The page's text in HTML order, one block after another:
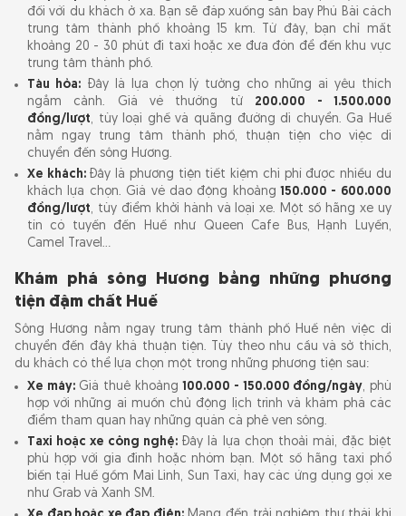
đối với du khách ở xa. Bạn sẽ đáp xuống sân bay Phú Bài cách
trung tâm thành phố khoảng 15 km. Từ đây, bạn chỉ mất
khoảng 20 - 30 phút đi taxi hoặc xe đưa đón để đến khu vực
trung tâm thành phố.
Tàu hỏa:Đây là lựa chọn lý tưởng cho những ai yêu thích
ngắm cảnh. Giá vé thường từ 200.000 - 1.500.000
đồng/lượt, tùy loại ghế và quãng đường di chuyển. Ga Huế
nằm ngay trung tâm thành phố, thuận tiện cho việc di
chuyển đến sông Hương.
Xe khách: Đây là phương tiện tiết kiệm chi phí được nhiều du
khách lựa chọn. Giá vé dao động khoảng 150.000 - 600.000
đồng/lượt, tùy điểm khởi hành và loại xe. Một số hãng xe uy
tín có tuyến đến Huế như Queen Cafe Bus, Hạnh Luyến,
Camel Travel…
Khám phá sông Hương bằng những phương
tiện đậm chất Huế
Sông Hương nằm ngay trung tâm thành phố Huế nên việc di
chuyển đến đây khá thuận tiện. Tùy theo nhu cầu và sở thích,
du khách có thể lựa chọn một trong những phương tiện sau:
Xe máy:Giá thuê khoảng100.000 - 150.000 đồng/ngày, phù
hợp với những ai muốn chủ động lịch trình và khám phá các
điểm tham quan hay những quán cà phê ven sông.
Taxi hoặc xe công nghệ: Đây là lựa chọn thoải mái, đặc biệt
phù hợp với gia đình hoặc nhóm bạn. Một số hãng taxi phổ
biến tại Huế gồm Mai Linh, Sun Taxi, hay các ứng dụng gọi xe
như Grab và Xanh SM.